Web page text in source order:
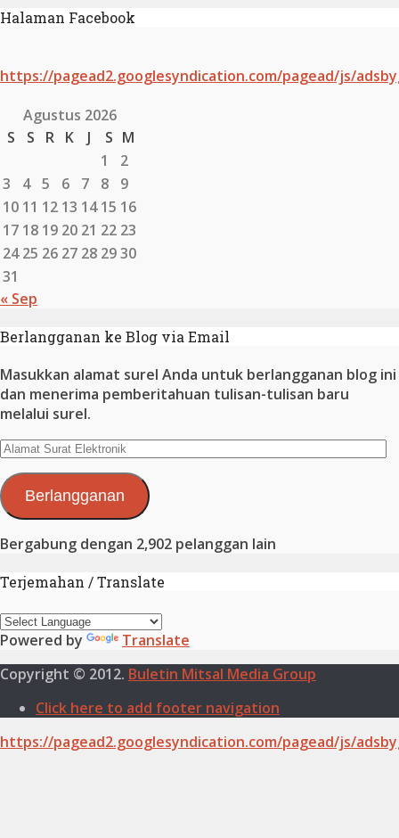
Halaman Facebook
https://pagead2.googlesyndication.com/pagead/js/
Agustus 2026
S
S R K J S M
1
2
3
4 5 6 7 8
9
10 11 12 13 14 15 16
17 18 19 20 21 22 23
24 25 26 27 28 2930
31
« Sep
Berlangganan ke Blog via Email
Masukkan alamat surel Anda untuk berlangganan blog ini
dan menerima pemberitahuan tulisan-tulisan baru
melalui surel.
Alamat
Elektronik
Berlangganan
Bergabung dengan 2,902 pelanggan lain
Terjemahan / Translate
Powered by
Translate
Copyright © 2012. Buletin Mitsal Media Group
Click here to add footer navigation
https://pagead2.googlesyndication.com/pagead/js/